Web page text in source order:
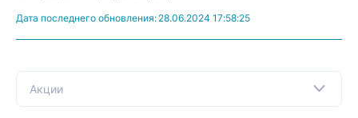
Дата последнего обновления: 28.06.2024 17:58:25
Акции